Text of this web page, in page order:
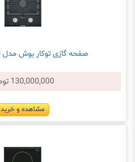
صفحه گازی توکار بوش مدل PRB3A6D70
130,000,000 تومان
مشاهده و خرید